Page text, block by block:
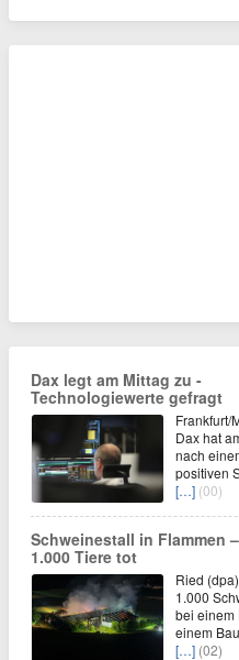
Dax legt am Mittag zu -
Technologiewerte gefragt
Frankfurt/
Dax hat
nach
positiven
[…] (00)
Schweinestall in Flammen
1.000 Tiere tot
Ried
1.000
bei einem
einem
[…] (02)